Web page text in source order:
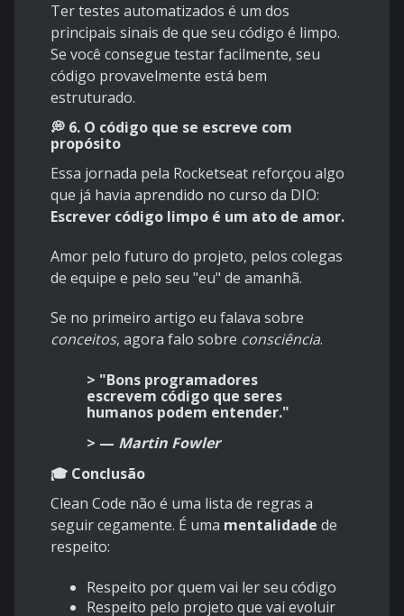
Ter testes automatizados é um dos
principais sinais de que seu código é limpo.
Se você consegue testar facilmente, seu
código provavelmente está bem
estruturado.
💭 6. O código que se escreve com
propósito
Essa jornada pela Rocketseat reforçou algo
que já havia aprendido no curso da DIO:
Escrever código limpo é um ato de amor.
Amor pelo futuro do projeto, pelos colegas
de equipe e pelo seu "eu" de amanhã.
Se no primeiro artigo eu falava sobre
conceitos, agora falo sobre consciência.
> "Bons programadores
escrevem código que seres
humanos podem entender."
> — Martin Fowler
🎓 Conclusão
Clean Code não é uma lista de regras a
seguir cegamente. É uma mentalidade de
respeito:
Respeito por quem vai ler seu código
Respeito pelo projeto que vai evoluir